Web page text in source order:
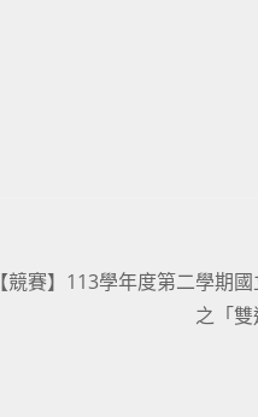
【競賽】113學年度第二學期
之「雙